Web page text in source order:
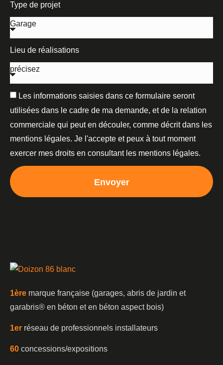
Type de projet
Lieu de réalisations
Les informations saisies dans ce formulaire seront
utilisées dans le cadre de ma demande, et de la relation
commerciale qui peut en découler, comme décrit dans les
mentions légales. Je l'accepte et peux à tout moment
exercer mes droits en consultant les mentions légales.
Envoyer
1ère marque française (garages, abris de jardin et
garabris®️ en béton et en béton aspect bois)
1er réseau de professionnels installateurs
60 concessions/expositions